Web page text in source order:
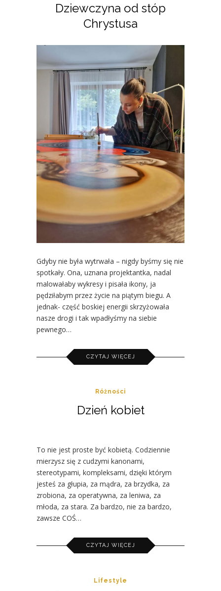
Dziewczyna od stóp
Chrystusa
Gdyby nie była wytrwała – nigdy byśmy się nie
spotkały. Ona, uznana projektantka, nadal
malowałaby wykresy i pisała ikony, ja
pędziłabym przez życie na piątym biegu. A
jednak- część boskiej energii skrzyżowała
nasze drogi i tak wpadłyśmy na siebie
pewnego…
CZYTAJ WIĘCEJ
Różności
Dzień kobiet
To nie jest proste być kobietą. Codziennie
mierzysz się z cudzymi kanonami,
stereotypami, kompleksami, dzięki którym
jesteś za głupia, za mądra, za brzydka, za
zrobiona, za operatywna, za leniwa, za
młoda, za stara. Za bardzo, nie za bardzo,
zawsze COŚ…
CZYTAJ WIĘCEJ
Lifestyle